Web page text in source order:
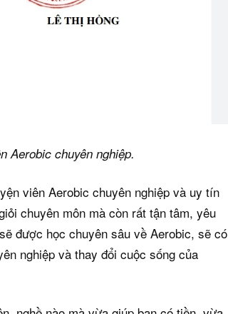
Aerobic chuyên nghiệp.
viên Aerobic chuyên nghiệp và uy tín
chuyên môn mà còn rất tận tâm, yêu
được học chuyên sâu về Aerobic, sẽ có
nghiệp và thay đổi cuộc sống của